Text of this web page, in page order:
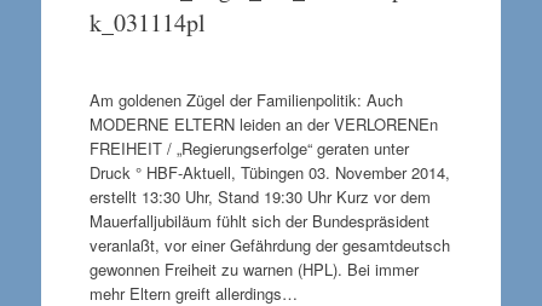
k_031114pl
Am goldenen Zügel der Familienpolitik: Auch
MODERNE ELTERN leiden an der VERLORENEn
FREIHEIT / „Regierungserfolge“ geraten unter
Druck ° HBF-Aktuell, Tübingen 03. November 2014,
erstellt 13:30 Uhr, Stand 19:30 Uhr Kurz vor dem
Mauerfalljubiläum fühlt sich der Bundespräsident
veranlaßt, vor einer Gefährdung der gesamtdeutsch
gewonnen Freiheit zu warnen (HPL). Bei immer
mehr Eltern greift allerdings…